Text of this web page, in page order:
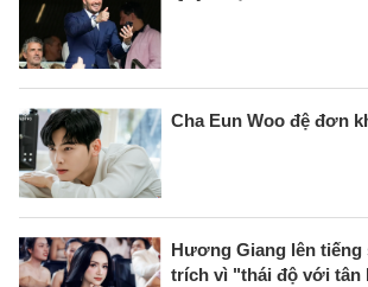
Cha Eun Woo đệ đơn
Hương Giang lên tiếng
trích vì "thái độ với tân